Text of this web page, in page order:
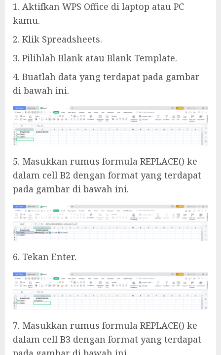
1. Aktifkan WPS Office di laptop atau PC
kamu.
2. Klik Spreadsheets.
3. Pilihlah Blank atau Blank Template.
4. Buatlah data yang terdapat pada gambar
di bawah ini.
5. Masukkan rumus formula REPLACE() ke
dalam cell B2 dengan format yang terdapat
pada gambar di bawah ini.
6. Tekan Enter.
7. Masukkan rumus formula REPLACE() ke
dalam cell B3 dengan format yang terdapat